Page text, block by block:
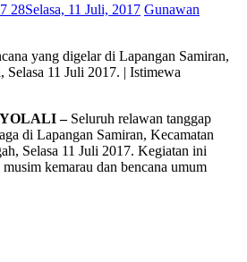
28Selasa, 11 Juli, 2017 Gunawan
yang digelar di Lapangan Samiran,
11 Juli 2017. | Istimewa
–Seluruh relawan tanggap
di Lapangan Samiran, Kecamatan
Selasa 11 Juli 2017. Kegiatan ini
kemarau dan bencana umum